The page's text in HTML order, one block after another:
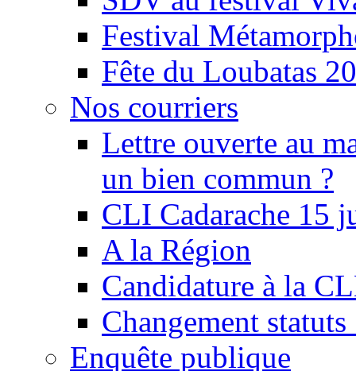
Festival
Fête du Loubatas
Nos courriers
Lettre ouverte au
un bien commun ?
CLI Cadarache 15
A la Région
Candidature à la
Changement
Enquête publique